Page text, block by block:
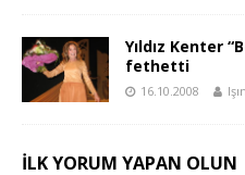
Yıldız Kenter
fethetti
16.10.2008
İLK YORUM YAPAN OLUN